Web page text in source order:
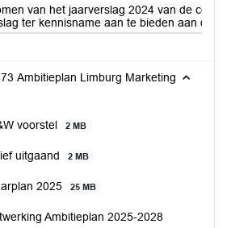
van het jaarverslag 2024 van de
ter kennisname aan te bieden aan de
Ambitieplan Limburg Marketing
voorstel
2 MB
uitgaand 2 MB
2025 25 MB
Ambitieplan 2025-2028